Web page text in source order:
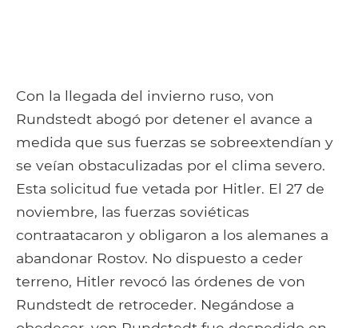
Con la llegada del invierno ruso, von
Rundstedt abogó por detener el avance a
medida que sus fuerzas se sobreextendían y
se veían obstaculizadas por el clima severo.
Esta solicitud fue vetada por Hitler. El 27 de
noviembre, las fuerzas soviéticas
contraatacaron y obligaron a los alemanes a
abandonar Rostov. No dispuesto a ceder
terreno, Hitler revocó las órdenes de von
Rundstedt de retroceder. Negándose a